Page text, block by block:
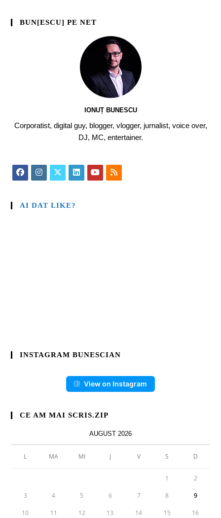
BUN[ESCU] PE NET
IONUȚ BUNESCU
Corporatist, digital guy, blogger, vlogger, jurnalist, voice over,
DJ, MC, entertainer.
AI DAT LIKE?
INSTAGRAM BUNESCIAN
View on Instagram
CE AM MAI SCRIS.ZIP
AUGUST 2026
L MA MI J V S D
1 2
3 4 5 6 7 8 9
10 11 12 13 14 15 16